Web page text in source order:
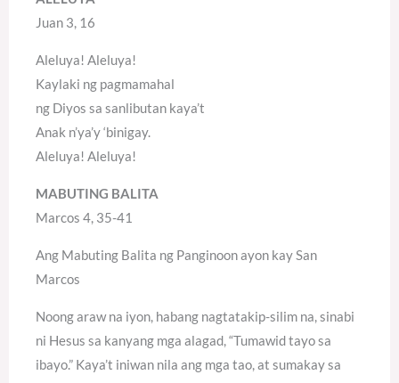
Juan 3, 16
Aleluya! Aleluya!
Kaylaki ng pagmamahal
ng Diyos sa sanlibutan kaya’t
Anak n’ya’y ‘binigay.
Aleluya! Aleluya!
MABUTING BALITA
Marcos 4, 35-41
Ang Mabuting Balita ng Panginoon ayon kay San
Marcos
Noong araw na iyon, habang nagtatakip-silim na, sinabi
ni Hesus sa kanyang mga alagad, “Tumawid tayo sa
ibayo.” Kaya’t iniwan nila ang mga tao, at sumakay sa